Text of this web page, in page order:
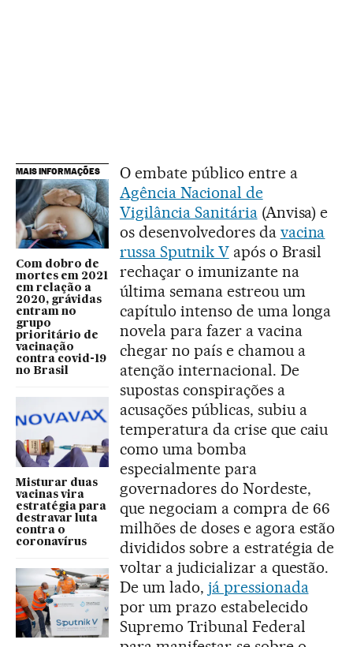
MAIS INFORMAÇÕES
Com dobro de
mortes em 2021
em relação a
2020, grávidas
entram no
grupo
prioritário de
vacinação
contra covid-19
no Brasil
Misturar duas
vacinas vira
estratégia para
destravar luta
contra o
coronavírus
O embate público entre a
Agência Nacional de
Vigilância Sanitária(Anvisa) e
os desenvolvedores da vacina
russa Sputnik Vapós o Brasil
rechaçar o imunizante na
última semana estreou um
capítulo intenso de uma longa
novela para fazer a vacina
chegar no país e chamou a
atenção internacional. De
supostas conspirações a
acusações públicas, subiu a
temperatura da crise que caiu
como uma bomba
especialmente para
governadores do Nordeste,
que negociam a compra de 66
milhões de doses e agora estão
divididos sobre a estratégia de
voltar a judicializar a questão.
De um lado, já pressionada
por um prazo estabelecido
Supremo Tribunal Federal